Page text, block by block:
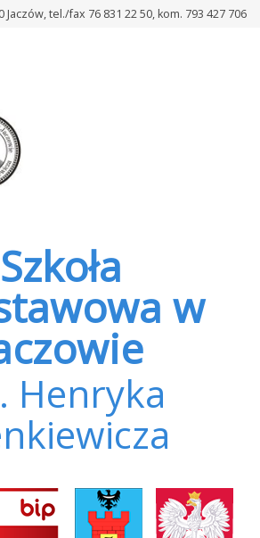
Jaczów, tel./fax 76 831 22 50, kom. 793 427 706
Szkoła
w
Henryka